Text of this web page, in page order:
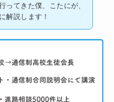
ってきた僕、こたにが、
解説します！